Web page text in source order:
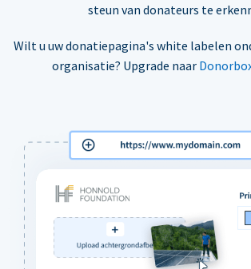
steun van donateurs te
Wilt u uw donatiepagina's white labelen
organisatie? Upgrade naar